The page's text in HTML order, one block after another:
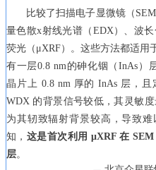
比较了扫描电子显微镜（
量色散x射线光谱（EDX）、波
荧光（μXRF）。这些方法都适用
有一层0.8 nm的砷化铟（InAs）
晶片上 0.8 nm 厚的 InAs 层，
WDX 的背景信号较低，其灵敏
为其轫致辐射背景较高，导致
知， 这是首次利用 μXRF 在
层。